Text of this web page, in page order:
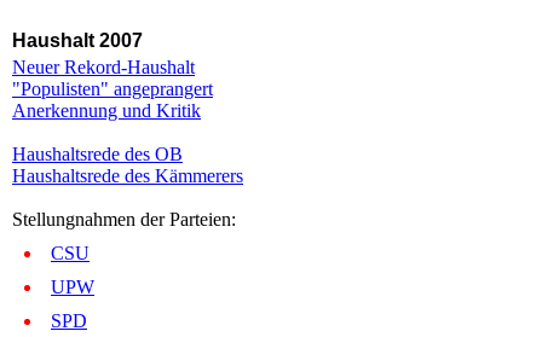
Haushalt 2007
Neuer Rekord-Haushalt
"Populisten" angeprangert
Anerkennung und Kritik
Haushaltsrede des OB
Haushaltsrede des Kämmerers
Stellungnahmen der Parteien:
CSU
UPW
SPD